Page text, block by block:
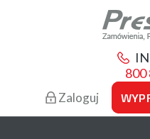
800
Zaloguj